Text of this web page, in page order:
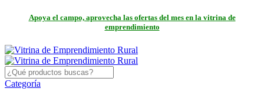
Apoya el campo, aprovecha las ofertas del mes en la vitrina de
emprendimiento
Categoría